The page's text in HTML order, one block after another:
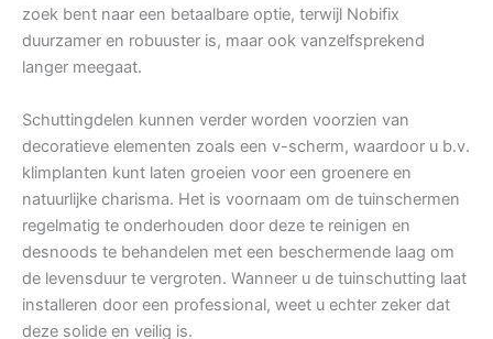
zoek bent naar een betaalbare optie, terwijl Nobifix
duurzamer en robuuster is, maar ook vanzelfsprekend
langer meegaat.
Schuttingdelen kunnen verder worden voorzien van
decoratieve elementen zoals een v-scherm, waardoor u b.v.
klimplanten kunt laten groeien voor een groenere en
natuurlijke charisma. Het is voornaam om de tuinschermen
regelmatig te onderhouden door deze te reinigen en
desnoods te behandelen met een beschermende laag om
de levensduur te vergroten. Wanneer u de tuinschutting laat
installeren door een professional, weet u echter zeker dat
deze solide en veilig is.